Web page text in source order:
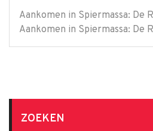
Aankomen in Spiermassa: De
Aankomen in Spiermassa: De
ZOEKEN